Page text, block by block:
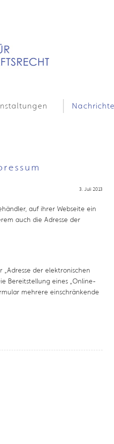
3. Juli 2013
auf ihrer Webseite ein
auch die Adresse der
„Adresse der elektronischen
Bereitstellung eines „Online-
mehrere einschränkende